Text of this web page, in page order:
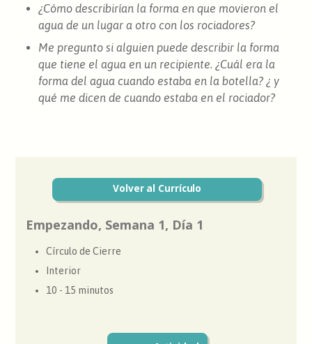
¿Cómo describirían la forma en que movieron el
agua de un lugar a otro con los rociadores?
Me pregunto si alguien puede describir la forma
que tiene el agua en un recipiente. ¿Cuál era la
forma del agua cuando estaba en la botella? ¿ y
qué me dicen de cuando estaba en el rociador?
Volver al Currículo
Empezando, Semana 1, Día 1
Círculo de Cierre
Interior
10 - 15 minutos